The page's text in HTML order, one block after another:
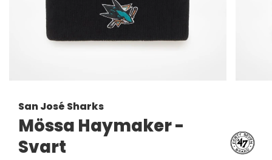
San José Sharks
Mössa Haymaker -
Svart